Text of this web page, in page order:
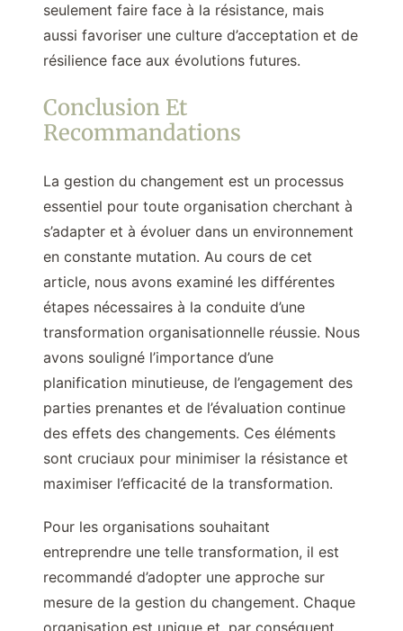
seulement faire face à la résistance, mais
aussi favoriser une culture d’acceptation et de
résilience face aux évolutions futures.
Conclusion Et
Recommandations
La gestion du changement est un processus
essentiel pour toute organisation cherchant à
s’adapter et à évoluer dans un environnement
en constante mutation. Au cours de cet
article, nous avons examiné les différentes
étapes nécessaires à la conduite d’une
transformation organisationnelle réussie. Nous
avons souligné l’importance d’une
planification minutieuse, de l’engagement des
parties prenantes et de l’évaluation continue
des effets des changements. Ces éléments
sont cruciaux pour minimiser la résistance et
maximiser l’efficacité de la transformation.
Pour les organisations souhaitant
entreprendre une telle transformation, il est
recommandé d’adopter une approche sur
mesure de la gestion du changement. Chaque
organisation est unique et, par conséquent,